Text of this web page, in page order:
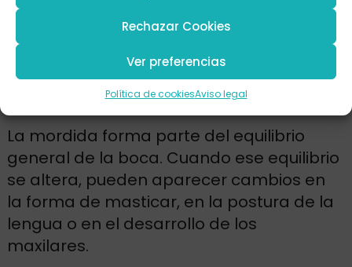
Rechazar Cookies
Ver preferencias
Política de cookiesAviso legal
Cómo influye la mordida
en el desarrollo oral y
La mordida forma parte del equilibrio
general de la boca. Cuando ese equilibrio
se altera, pueden aparecer cambios en
la forma de masticar, en la postura de la
lengua o en el desarrollo de los
maxilares.